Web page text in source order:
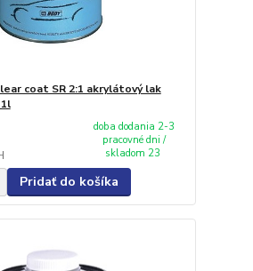
coat SR 2:1 akrylátový lak
doba dodania 2-3
pracovné dni /
skladom 23
Pridať do košíka